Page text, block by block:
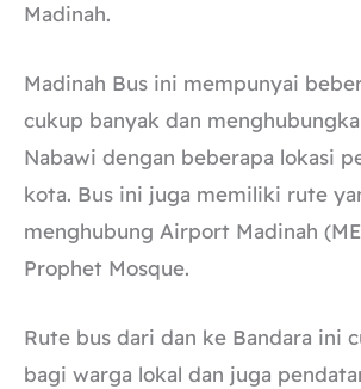
Madinah.
Madinah Bus ini mempunyai
cukup banyak dan
Nabawi dengan beberapa lokasi
kota. Bus ini juga memiliki rute
menghubung Airport Madinah
Prophet Mosque.
Rute bus dari dan ke Bandara ini
bagi warga lokal dan juga